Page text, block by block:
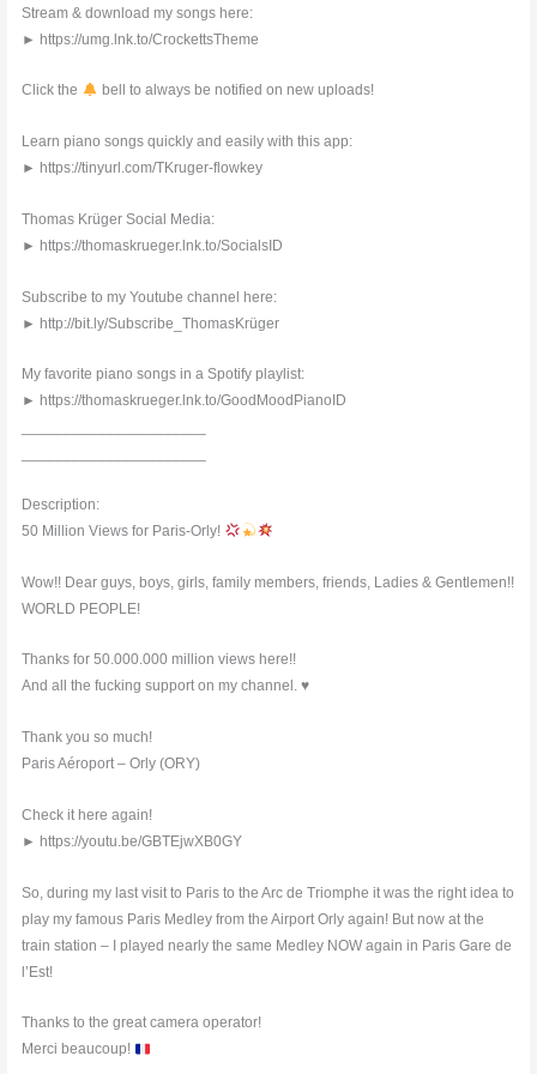
Stream & download my songs here:
► https://umg.lnk.to/CrockettsTheme
Click the bell to always be notified on new uploads!
Learn piano songs quickly and easily with this app:
► https://tinyurl.com/TKruger-flowkey
Thomas Krüger Social Media:
► https://thomaskrueger.lnk.to/SocialsID
Subscribe to my Youtube channel here:
► http://bit.ly/Subscribe_ThomasKrüger
My favorite piano songs in a Spotify playlist:
► https://thomaskrueger.lnk.to/GoodMoodPianoID
Description:
50 Million Views for Paris-Orly!
Wow!! Dear guys, boys, girls, family members, friends, Ladies & Gentlemen!!
WORLD PEOPLE!
Thanks for 50.000.000 million views here!!
And all the fucking support on my channel. ♥︎
Thank you so much!
Paris Aéroport – Orly (ORY)
Check it here again!
► https://youtu.be/GBTEjwXB0GY
So, during my last visit to Paris to the Arc de Triomphe it was the right idea to
play my famous Paris Medley from the Airport Orly again! But now at the
train station – I played nearly the same Medley NOW again in Paris Gare de
l’Est!
Thanks to the great camera operator!
Merci beaucoup!